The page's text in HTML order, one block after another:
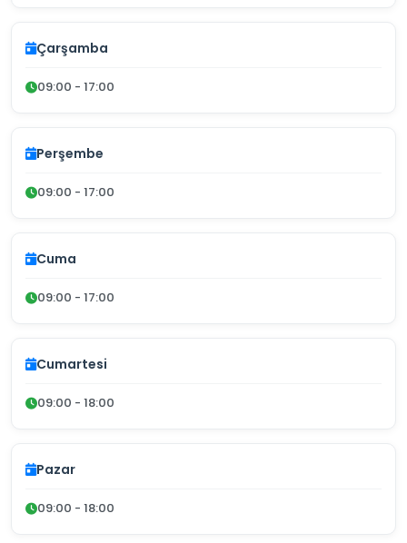
Çarşamba
09:00 - 17:00
Perşembe
09:00 - 17:00
Cuma
09:00 - 17:00
Cumartesi
09:00 - 18:00
Pazar
09:00 - 18:00